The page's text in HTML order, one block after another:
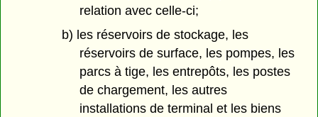
relation avec celle-ci;
b) les réservoirs de stockage, les
réservoirs de surface, les pompes, les
parcs à tige, les entrepôts, les postes
de chargement, les autres
installations de terminal et les biens